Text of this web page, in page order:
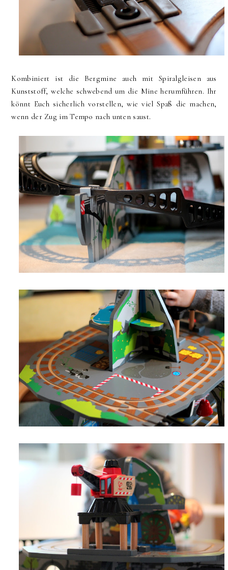
Kombiniert ist die Bergmine auch mit Spiralgleisen aus
Kunststoff, welche schwebend um die Mine herumführen. Ihr
könnt Euch sicherlich vorstellen, wie viel Spaß die machen,
wenn der Zug im Tempo nach unten saust.